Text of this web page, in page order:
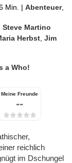
Min. | Abenteuer,
,Steve Martino
Herbst ,Jim
a Who!
Meine Freunde
--
reichlich
im Dschungel